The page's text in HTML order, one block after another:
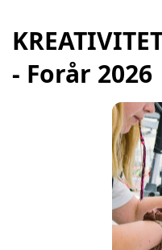
- Forår 2026